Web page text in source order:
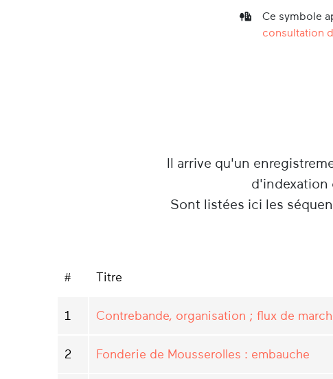
Ce symbole
consultation
Il arrive qu'un
d'indexation
Sont listées ici les
# Titre
1 Contrebande, organisation ; flux de
2 Fonderie de Mousserolles : embauche